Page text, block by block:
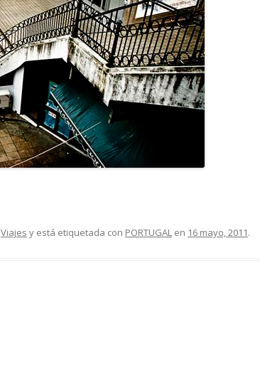
Viajes y está etiquetada con PORTUGAL en 16 mayo, 2011.